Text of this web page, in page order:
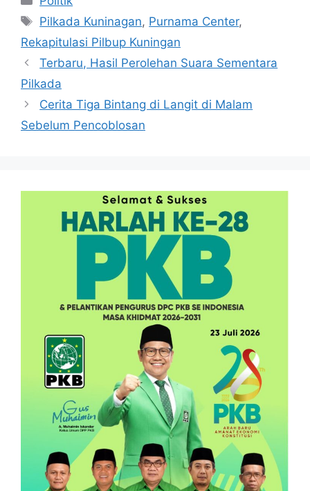
Tag
Pilkada Kuninagan, Purnama Center,
Rekapitulasi Pilbup Kuningan
Terbaru, Hasil Perolehan Suara Sementara
Pilkada
Cerita Tiga Bintang di Langit di Malam
Sebelum Pencoblosan